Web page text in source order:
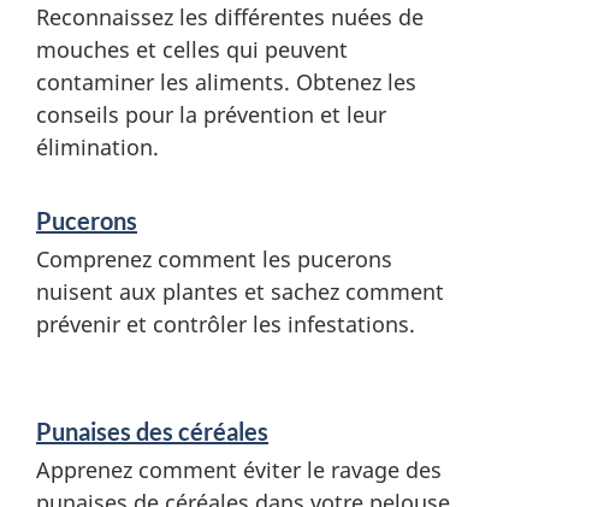
Reconnaissez les différentes nuées de
mouches et celles qui peuvent
contaminer les aliments. Obtenez les
conseils pour la prévention et leur
élimination.
Pucerons
Comprenez comment les pucerons
nuisent aux plantes et sachez comment
prévenir et contrôler les infestations.
Punaises des céréales
Apprenez comment éviter le ravage des